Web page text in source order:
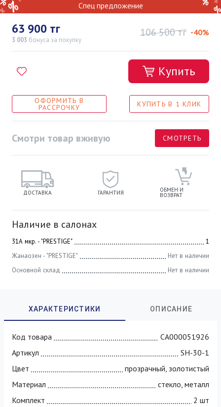
Спец предложение
63 900 тг
3 003 бонуса за покупку
106 500 тг -40%
Купить
ОФОРМИТЬ В
РАССРОЧКУ КУПИТЬ В 1 КЛИК
Смотри товар вживую СМОТРЕТЬ
ДОСТАВКА ГАРАНТИЯ ОБМЕН И
ВОЗВРАТ
Наличие в салонах
31А мкр. - "PRESTIGE"
1
Жанаозен - "PRESTIGE"
Нет в наличии
Основной склад
Нет в наличии
Код товара
СА000051926
Артикул
SH-30-1
Цвет
прозрачный, золотистый
Материал
стекло, металл
Комплект
2 шт